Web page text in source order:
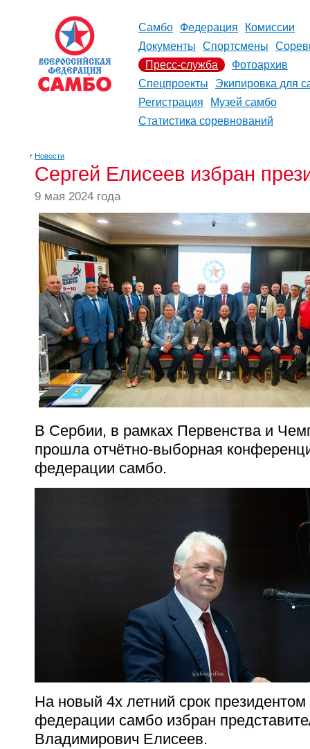
Самбо Федерация
Комиссии
Документы
Спортсмены
Пресс-служба
Фотоархив
Спецпроекты
Экипировка для
Регистрация
Музей самбо
Статистика соревнований
↑ Новости
Сергей Елисеев избран
9 мая 2024 года
В Сербии, в рамках Первенства и
прошла отчётно-выборная
федерации самбо.
На новый 4х летний срок
федерации самбо избран
Владимирович Елисеев.